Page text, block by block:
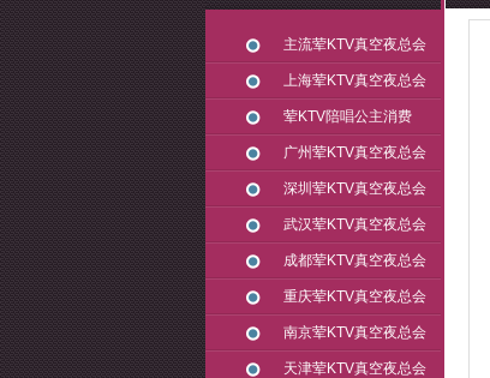
主流荤KTV真空夜总会
上海荤KTV真空夜总会
荤KTV陪唱公主消费
广州荤KTV真空夜总会
深圳荤KTV真空夜总会
武汉荤KTV真空夜总会
成都荤KTV真空夜总会
重庆荤KTV真空夜总会
南京荤KTV真空夜总会
天津荤KTV真空夜总会